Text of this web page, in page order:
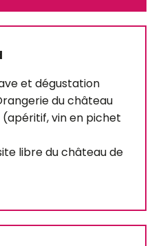
et dégustation
du château
vin en pichet
libre du château de